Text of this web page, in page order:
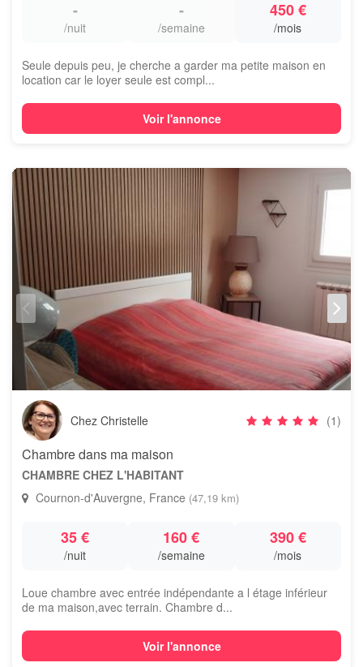
-
/nuit
-
/semaine
450 €
/mois
Seule depuis peu, je cherche a garder ma petite maison en
location car le loyer seule est compl...
Voir l'annonce
Chez Christelle (1)
Chambre dans ma maison
CHAMBRE CHEZ L'HABITANT
Cournon-d'Auvergne, France (47,19 km)
35 €
/nuit
160 €
/semaine
390 €
/mois
Loue chambre avec entrée indépendante a l étage inférieur
de ma maison,avec terrain. Chambre d...
Voir l'annonce